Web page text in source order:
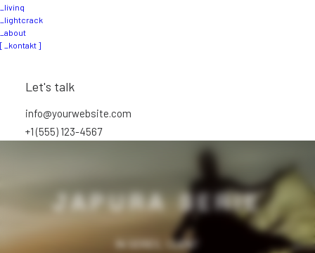
_livinq
_lightcrack
_about
[ _kontakt ]
Let's talk
info@yourwebsite.com
+1 (555) 123-4567
JAPURA SERIE
CLIENT